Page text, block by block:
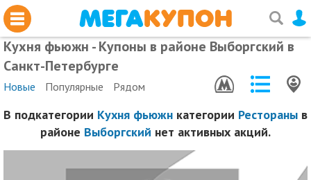
Кухня фьюжн - Купоны в районе Выборгский в
Санкт-Петербурге
Новые Популярные Рядом
В подкатегории Кухня фьюжн категории Рестораны в
районе Выборгский нет активных акций.